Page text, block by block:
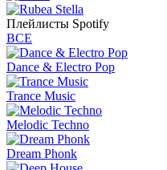
Плейлисты Spotify
ВСЕ
Dance & Electro Pop
Trance Music
Melodic Techno
Dream Phonk